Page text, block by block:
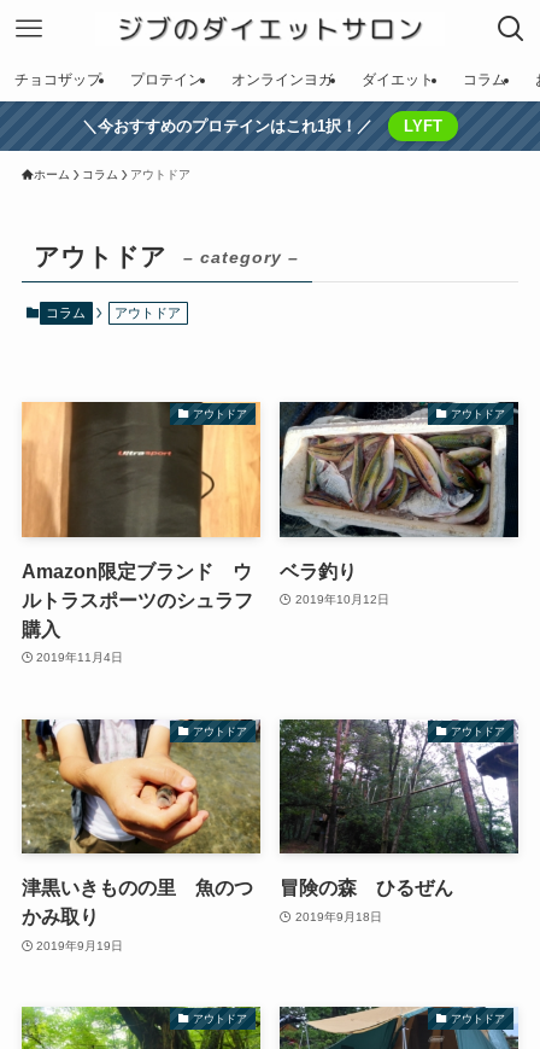
チョコザップ プロテイン オンラインヨガ ダイエット コラム
＼今おすすめのプロテインはこれ1択！／ LYFT
ホーム コラム アウトドア
アウトドア – category –
コラム アウトドア
アウトドア
Amazon限定ブランド ウ
ルトラスポーツのシュラフ
購入
2019年11月4日
アウトドア
ベラ釣り
2019年10月12日
アウトドア
津黒いきものの里 魚のつ
かみ取り
2019年9月19日
アウトドア
冒険の森 ひるぜん
2019年9月18日
アウトドア アウトドア